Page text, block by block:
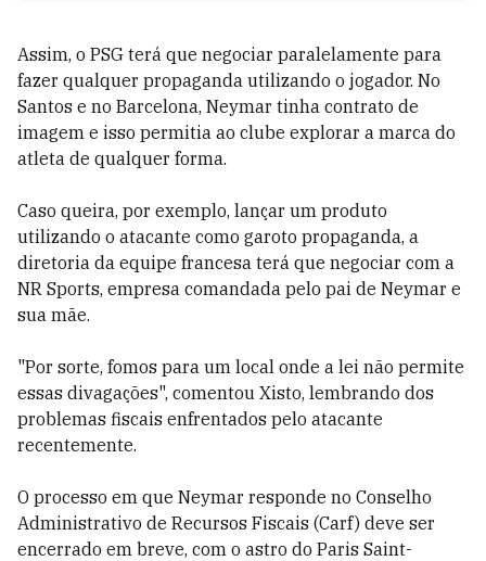
Assim, o PSG terá que negociar paralelamente para
fazer qualquer propaganda utilizando o jogador. No
Santos e no Barcelona, Neymar tinha contrato de
imagem e isso permitia ao clube explorar a marca do
atleta de qualquer forma.
Caso queira, por exemplo, lançar um produto
utilizando o atacante como garoto propaganda, a
diretoria da equipe francesa terá que negociar com a
NR Sports, empresa comandada pelo pai de Neymar e
sua mãe.
"Por sorte, fomos para um local onde a lei não permite
essas divagações", comentou Xisto, lembrando dos
problemas fiscais enfrentados pelo atacante
recentemente.
O processo em que Neymar responde no Conselho
Administrativo de Recursos Fiscais (Carf) deve ser
encerrado em breve, com o astro do Paris Saint-